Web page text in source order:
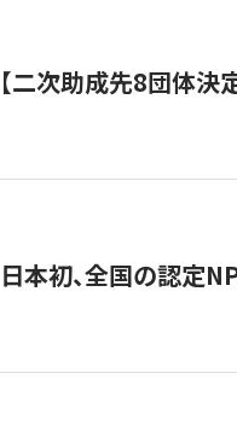
【二次助成先8団体決
日本初、全国の認定